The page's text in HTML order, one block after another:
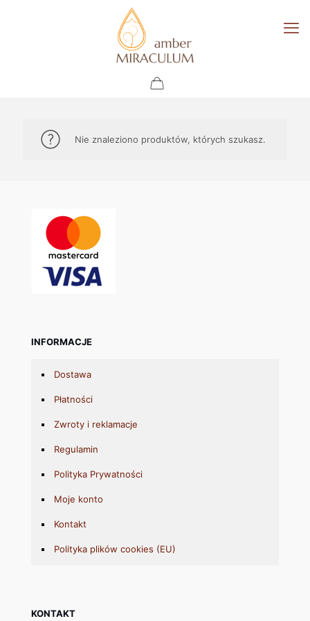
Nie znaleziono produktów, których szukasz.
INFORMACJE
Dostawa
Płatności
Zwroty i reklamacje
Regulamin
Polityka Prywatności
Moje konto
Kontakt
Polityka plików cookies (EU)
KONTAKT